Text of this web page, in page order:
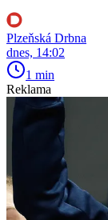
Plzeňská Drbna
dnes, 14:02
1 min
Reklama